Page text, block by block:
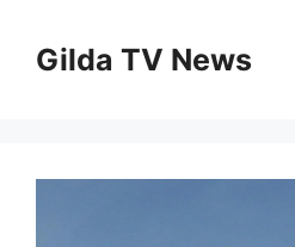
contenuto
Gilda TV News